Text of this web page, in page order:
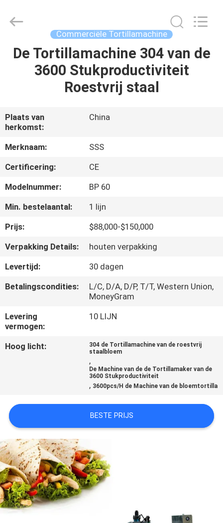
THUIS
PRODUCTEN
VIDEO'S
OVER
ONS
KWALITEITSCONTROLE
NEEM
MET
ONS
OP
SITEMAP
PRIVACY
POLICY
Commerciële Tortillamachine
De Tortillamachine 304 van de
3600 Stukproductiviteit
Roestvrij staal
Plaats van
herkomst:
China
Merknaam:
SSS
Certificering:
CE
Modelnummer:
BP 60
Min. bestelaantal:
1 lijn
Prijs:
$88,000-$150,000
Verpakking Details:
houten verpakking
Levertijd:
30 dagen
Betalingscondities:
L/C, D/A, D/P, T/T, Western Union,
MoneyGram
Levering
vermogen:
10 LIJN
Hoog licht:
304 de Tortillamachine van de roestvrij
staalbloem
,
De Machine van de de Tortillamaker van de
3600 Stukproductiviteit
, 3600pcs/H de Machine van de bloemtortilla
BESTE PRIJS